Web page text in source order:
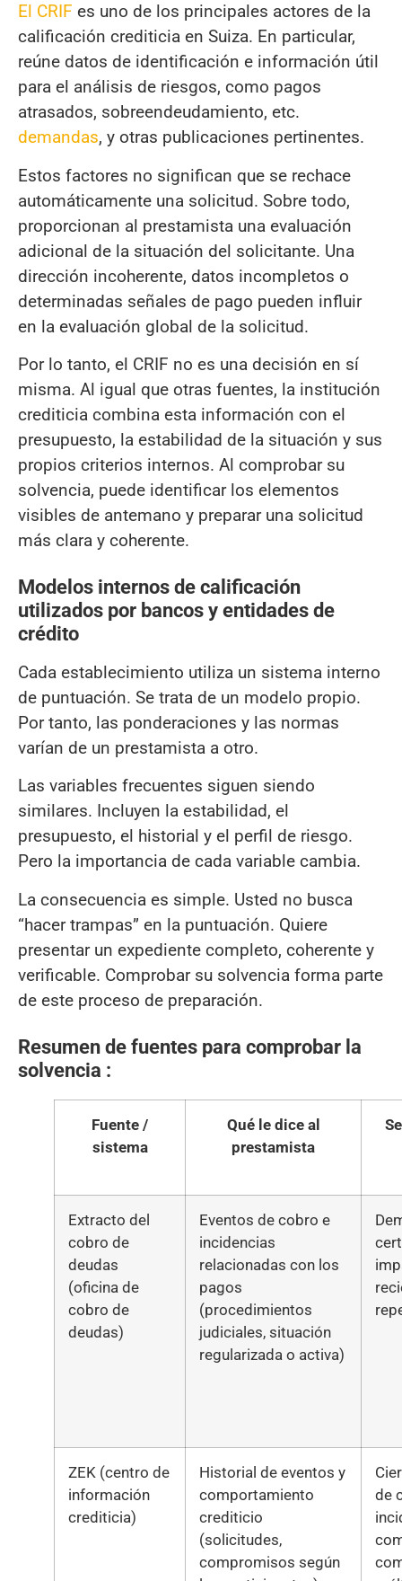
El CRIF es uno de los principales actores de la
calificación crediticia en Suiza. En particular,
reúne datos de identificación e información útil
para el análisis de riesgos, como pagos
atrasados, sobreendeudamiento, etc.
demandas, y otras publicaciones pertinentes.
Estos factores no significan que se rechace
automáticamente una solicitud. Sobre todo,
proporcionan al prestamista una evaluación
adicional de la situación del solicitante. Una
dirección incoherente, datos incompletos o
determinadas señales de pago pueden influir
en la evaluación global de la solicitud.
Por lo tanto, el CRIF no es una decisión en sí
misma. Al igual que otras fuentes, la institución
crediticia combina esta información con el
presupuesto, la estabilidad de la situación y sus
propios criterios internos. Al comprobar su
solvencia, puede identificar los elementos
visibles de antemano y preparar una solicitud
más clara y coherente.
Modelos internos de calificación
utilizados por bancos y entidades de
crédito
Cada establecimiento utiliza un sistema interno
de puntuación. Se trata de un modelo propio.
Por tanto, las ponderaciones y las normas
varían de un prestamista a otro.
Las variables frecuentes siguen siendo
similares. Incluyen la estabilidad, el
presupuesto, el historial y el perfil de riesgo.
Pero la importancia de cada variable cambia.
La consecuencia es simple. Usted no busca
“hacer trampas” en la puntuación. Quiere
presentar un expediente completo, coherente y
verificable. Comprobar su solvencia forma parte
de este proceso de preparación.
Resumen de fuentes para comprobar la
solvencia :
Fuente /
sistema
Qué le dice al
prestamista
Extracto del
cobro de
deudas
(oficina de
cobro de
deudas)
Eventos de cobro e
incidencias
relacionadas con los
pagos
(procedimientos
judiciales, situación
regularizada o activa)
ZEK (centro de
información
crediticia)
Historial de eventos y
comportamiento
crediticio
(solicitudes,
compromisos según
de